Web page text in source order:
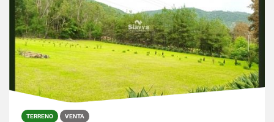
TERRENO VENTA